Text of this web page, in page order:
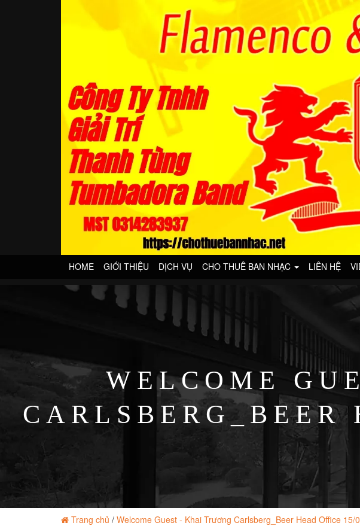
HOME GIỚI THIỆU DỊCH VỤ CHO THUÊ BAN NHẠC LIÊN HỆ
WELCOME
Trang chủ / Welcome Guest - Khai Trương Carlsberg_Beer Head Office 15/